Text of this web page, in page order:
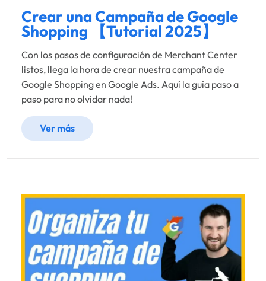
Crear una Campaña de Google
Shopping 【Tutorial 2025】
Con los pasos de configuración de Merchant Center
listos, llega la hora de crear nuestra campaña de
Google Shopping en Google Ads. Aquí la guía paso a
paso para no olvidar nada!
Ver más